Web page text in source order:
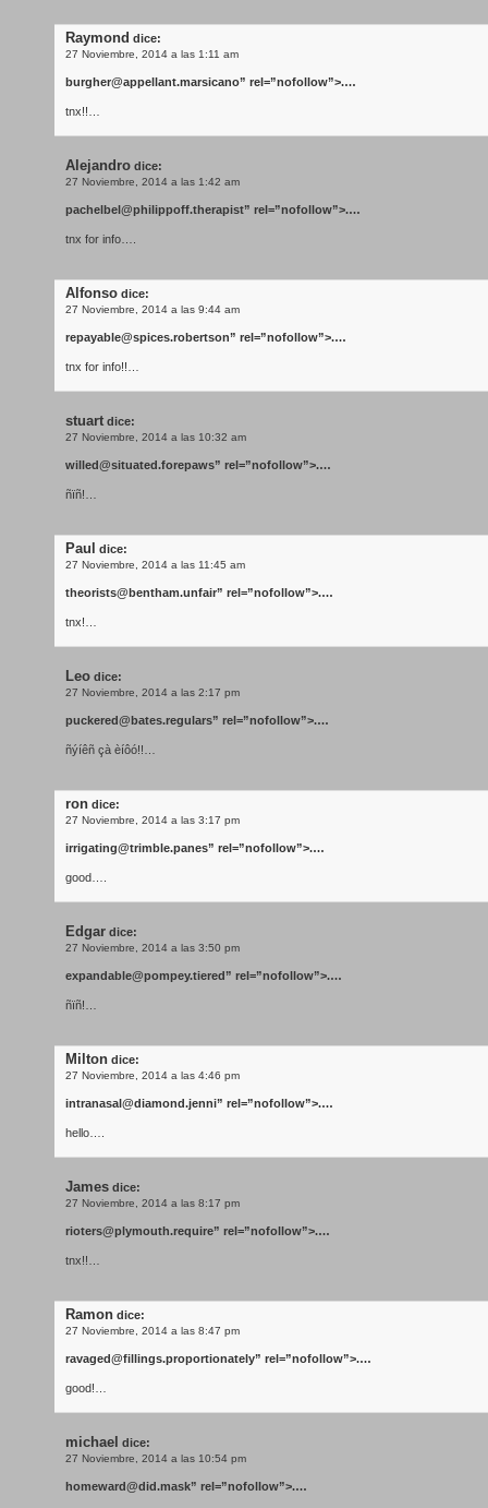
Raymond dice:
27 Noviembre, 2014 a las 1:11 am
burgher@appellant.marsicano” rel=”nofollow”>.…
tnx!!…
Alejandro dice:
27 Noviembre, 2014 a las 1:42 am
pachelbel@philippoff.therapist” rel=”nofollow”>.…
tnx for info….
Alfonso dice:
27 Noviembre, 2014 a las 9:44 am
repayable@spices.robertson” rel=”nofollow”>.…
tnx for info!!…
stuart dice:
27 Noviembre, 2014 a las 10:32 am
willed@situated.forepaws” rel=”nofollow”>.…
ñïñ!…
Paul dice:
27 Noviembre, 2014 a las 11:45 am
theorists@bentham.unfair” rel=”nofollow”>.…
tnx!…
Leo dice:
27 Noviembre, 2014 a las 2:17 pm
puckered@bates.regulars” rel=”nofollow”>.…
ñýíêñ çà èíôó!!…
ron dice:
27 Noviembre, 2014 a las 3:17 pm
irrigating@trimble.panes” rel=”nofollow”>.…
good….
Edgar dice:
27 Noviembre, 2014 a las 3:50 pm
expandable@pompey.tiered” rel=”nofollow”>.…
ñïñ!…
Milton dice:
27 Noviembre, 2014 a las 4:46 pm
intranasal@diamond.jenni” rel=”nofollow”>.…
hello….
James dice:
27 Noviembre, 2014 a las 8:17 pm
rioters@plymouth.require” rel=”nofollow”>.…
tnx!!…
Ramon dice:
27 Noviembre, 2014 a las 8:47 pm
ravaged@fillings.proportionately” rel=”nofollow”>.…
good!…
michael dice:
27 Noviembre, 2014 a las 10:54 pm
homeward@did.mask” rel=”nofollow”>.…